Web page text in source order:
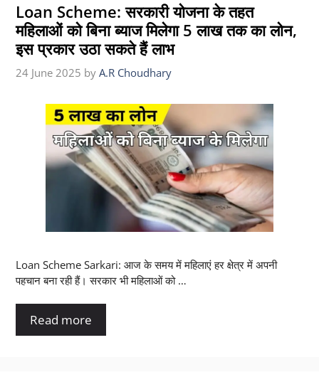
Loan Scheme: सरकारी योजना के तहत
महिलाओं को बिना ब्याज मिलेगा 5 लाख तक का लोन,
इस प्रकार उठा सकते हैं लाभ
24 June 2025 by A.R Choudhary
Loan Scheme Sarkari: आज के समय में महिलाएं हर क्षेत्र में अपनी
पहचान बना रही हैं। सरकार भी महिलाओं को …
Read more